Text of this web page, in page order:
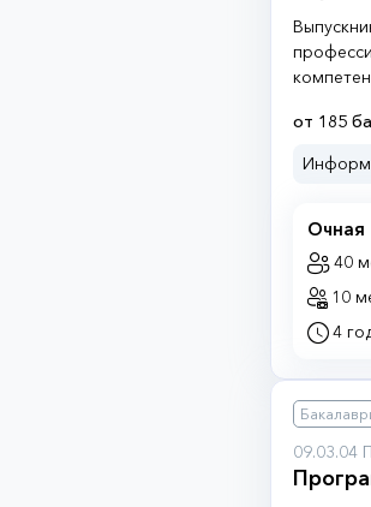
от 185
Очная
40
10
4
09.03.04